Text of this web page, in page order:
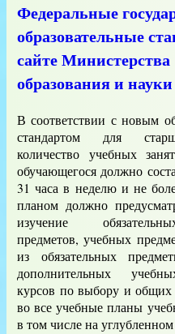
Федеральные
образовательные
сайте Министерства
образования и
В соответствии с новым
стандартом для
количество учебных
обучающегося должно
31 часа в неделю и не
планом должно
изучение
предметов, учебных
из обязательных
дополнительных
курсов по выбору и общих
во все учебные планы
в том числе на